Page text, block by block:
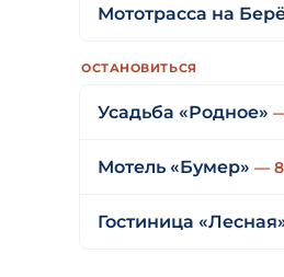
Мототрасса на
ОСТАНОВИТЬСЯ
Усадьба «Родное»
Мотель «Бумер» —
Гостиница